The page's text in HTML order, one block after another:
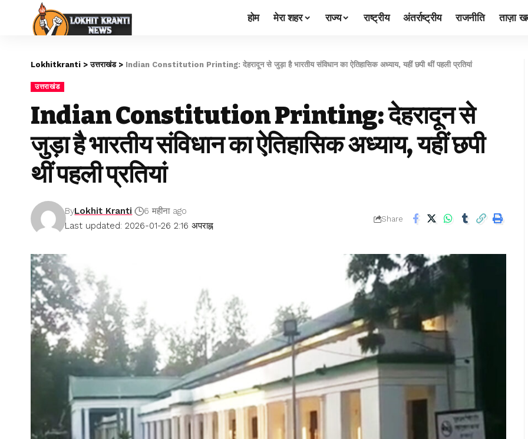
होम मेरा शहर राज्य राष्ट्रीय अंतर्राष्ट्रीय राजनीति ताज़ा
Lokhitkranti >उत्तराखंड> Indian Constitution Printing: देहरादून से जुड़ा है भारतीय संविधान का ऐतिहासिक अध्याय, यहीं छपी थीं पहली प्रतियां
उत्तराखंड
Indian Constitution Printing: देहरादून से
जुड़ा है भारतीय संविधान का ऐतिहासिक अध्याय, यहीं छपी
थीं पहली प्रतियां
Last updated: 2026-01-26 2:16 अपराह्न
ByLokhit Kranti 6 महीना ago
Share